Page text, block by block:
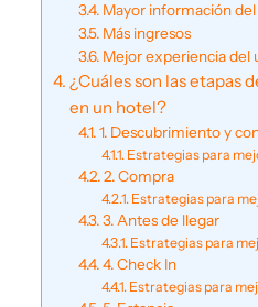
Mayor información
Más ingresos
Mejor experiencia del
¿Cuáles son las etapas
en un hotel?
1. Descubrimiento y
Estrategias para
2. Compra
Estrategias para
3. Antes de llegar
Estrategias para
4. Check In
Estrategias para